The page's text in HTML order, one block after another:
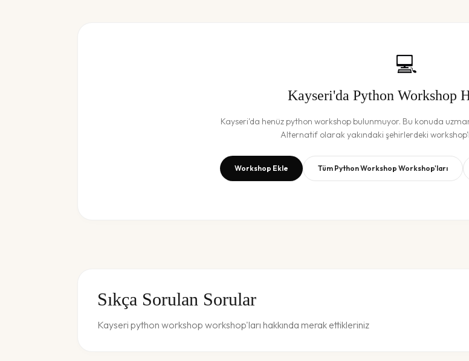
💻
Kayseri'da Python Workshop
Kayseri'da henüzpython workshopbulunmuyor. Bu konuda
Alternatif olarak yakındaki şehirlerdeki
Workshop Ekle Tüm Python Workshop Workshop'ları
Sıkça Sorulan Sorular
Kayseri python workshop workshop'ları hakkında merak ettikleriniz